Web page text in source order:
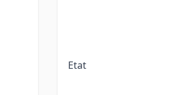
Etat